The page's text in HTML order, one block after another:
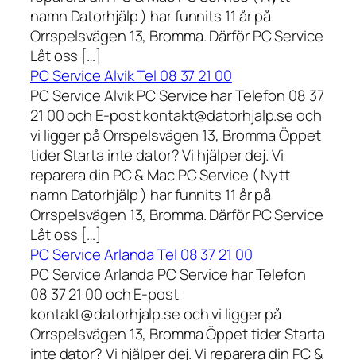
namn Datorhjälp ) har funnits 11 år på
Orrspelsvägen 13, Bromma. Därför PC Service
Låt oss […]
PC Service Alvik Tel 08 37 21 00
PC Service Alvik PC Service har Telefon 08 37
21 00 och E-post kontakt@datorhjalp.se och
vi ligger på Orrspelsvägen 13, Bromma Öppet
tider Starta inte dator? Vi hjälper dej. Vi
reparera din PC & Mac PC Service ( Nytt
namn Datorhjälp ) har funnits 11 år på
Orrspelsvägen 13, Bromma. Därför PC Service
Låt oss […]
PC Service Arlanda Tel 08 37 21 00
PC Service Arlanda PC Service har Telefon
08 37 21 00 och E-post
kontakt@datorhjalp.se och vi ligger på
Orrspelsvägen 13, Bromma Öppet tider Starta
inte dator? Vi hjälper dej. Vi reparera din PC &